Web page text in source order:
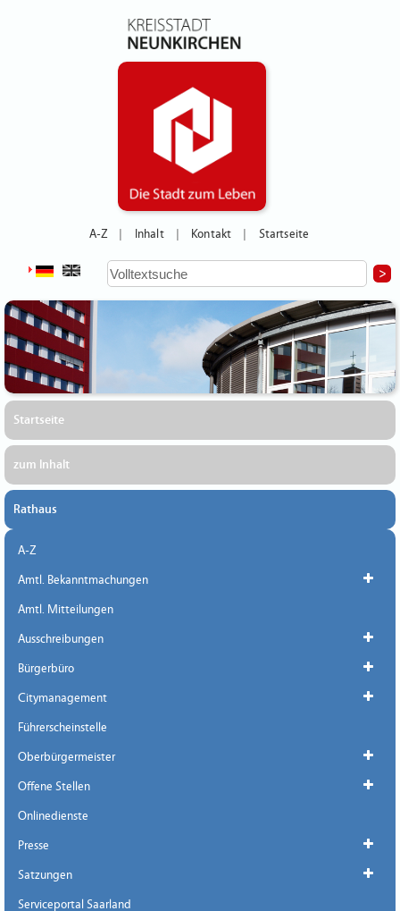
A-Z Inhalt Kontakt Startseite
Startseite
zum Inhalt
Rathaus
A-Z
Amtl. Bekanntmachungen
Amtl. Mitteilungen
Ausschreibungen
Bürgerbüro
Citymanagement
Führerscheinstelle
Oberbürgermeister
Offene Stellen
Onlinedienste
Presse
Satzungen
Serviceportal Saarland